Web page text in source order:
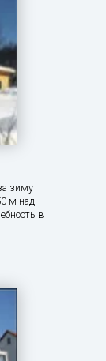
зиму
м над
в